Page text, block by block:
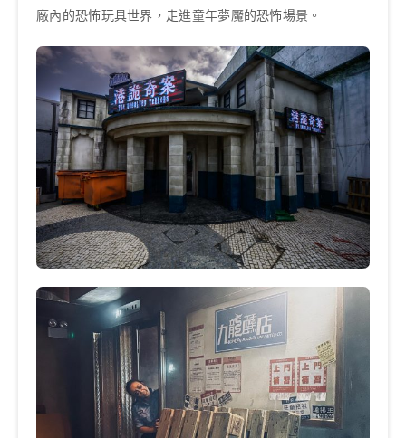
廠內的恐怖玩具世界，走進童年夢魘的恐怖場景。